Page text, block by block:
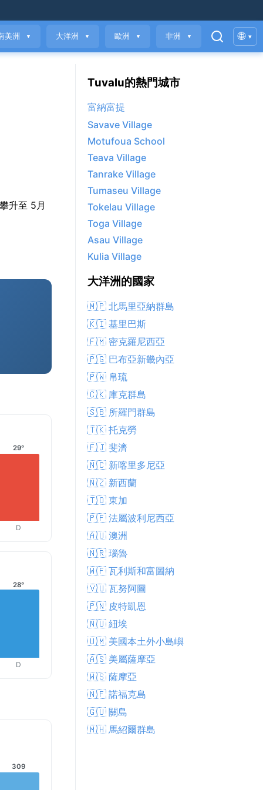
美洲 ▼ 大洋洲 ▼ 歐洲 ▼ 非洲 ▼ 🌐 ▾
升至 5月
29°
D
28°
D
309
Tuvalu的熱門城市
富納富提
Savave Village
Motufoua School
Teava Village
Tanrake Village
Tumaseu Village
Tokelau Village
Toga Village
Asau Village
Kulia Village
大洋洲的國家
🇲🇵 北馬里亞納群島
🇰🇮 基里巴斯
🇫🇲 密克羅尼西亞
🇵🇬 巴布亞新畿內亞
🇵🇼 帛琉
🇨🇰 庫克群島
🇸🇧 所羅門群島
🇹🇰 托克勞
🇫🇯 斐濟
🇳🇨 新喀里多尼亞
🇳🇿 新西蘭
🇹🇴 東加
🇵🇫 法屬波利尼西亞
🇦🇺 澳洲
🇳🇷 瑙魯
🇼🇫 瓦利斯和富圖納
🇻🇺 瓦努阿圖
🇵🇳 皮特凱恩
🇳🇺 紐埃
🇺🇲 美國本土外小島嶼
🇦🇸 美屬薩摩亞
🇼🇸 薩摩亞
🇳🇫 諾福克島
🇬🇺 關島
🇲🇭 馬紹爾群島